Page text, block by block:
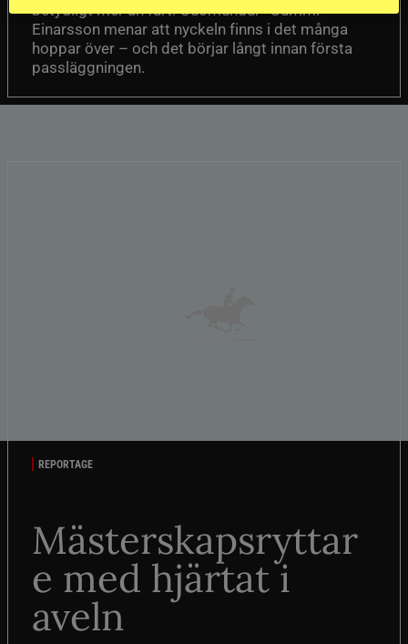
betydligt mer än fart. Guðmundur “Gummi”
Einarsson menar att nyckeln finns i det många
hoppar över – och det börjar långt innan första
passläggningen.
REPORTAGE
Mästerskapsryttar
e med hjärtat i
aveln